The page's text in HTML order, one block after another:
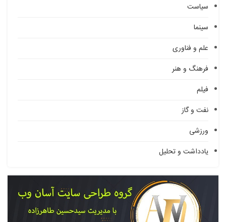
سیاست
سینما
علم و فناوری
فرهنگ و هنر
فیلم
نفت و گاز
ورزشی
یادداشت و تحلیل